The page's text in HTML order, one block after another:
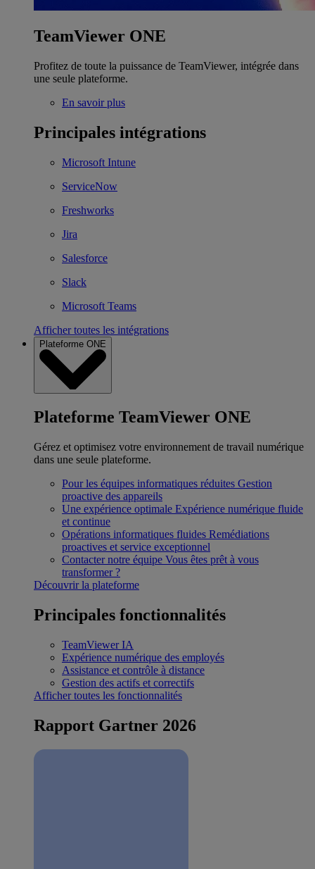
TeamViewer ONE
Profitez de toute la puissance de TeamViewer, intégrée dans
une seule plateforme.
En savoir plus
Principales intégrations
Microsoft Intune
ServiceNow
Freshworks
Jira
Salesforce
Slack
Microsoft Teams
Afficher toutes les intégrations
Plateforme ONE
Plateforme TeamViewer ONE
Gérez et optimisez votre environnement de travail numérique
dans une seule plateforme.
Pour les équipes informatiques réduites Gestion
proactive des appareils
Une expérience optimale Expérience numérique fluide
et continue
Opérations informatiques fluides Remédiations
proactives et service exceptionnel
Contacter notre équipe Vous êtes prêt à vous
transformer ?
Découvrir la plateforme
Principales fonctionnalités
TeamViewer IA
Expérience numérique des employés
Assistance et contrôle à distance
Gestion des actifs et correctifs
Afficher toutes les fonctionnalités
Rapport Gartner 2026